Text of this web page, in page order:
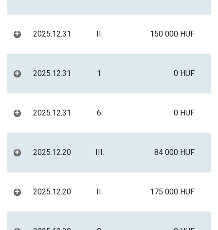
+ 2025.12.31 II. 150 000 HUF
+ 2025.12.31 1. 0 HUF
+ 2025.12.31 6. 0 HUF
+ 2025.12.20 III. 84 000 HUF
+ 2025.12.20 II. 175 000 HUF